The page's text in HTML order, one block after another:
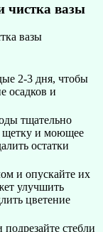
чистка вазы
2-3 дня, чтобы
осадков и
тщательно
щетку и моющее
остатки
и опускайте их
улучшить
цветение
стебли